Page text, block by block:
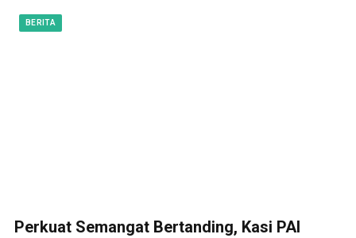
BERITA
Perkuat Semangat Bertanding, Kasi PAI